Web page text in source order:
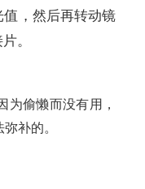
，然后再转动镜
。
为偷懒而没有用，
补的。